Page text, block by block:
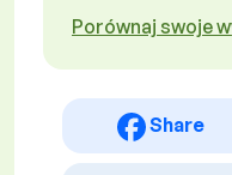
Porównaj swoje
Share